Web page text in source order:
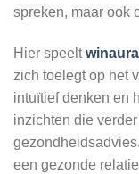
spreken, maar ook
Hier speeltwinaura
zich toelegt op het
intuïtief denken en
inzichten die
een gezonde